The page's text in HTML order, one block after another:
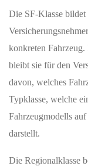
Die SF-Klasse bildet
konkreten Fahrzeug.
bleibt sie für den
davon, welches
Typklasse, welche
Fahrzeugmodells
darstellt.
Die Regionalklasse